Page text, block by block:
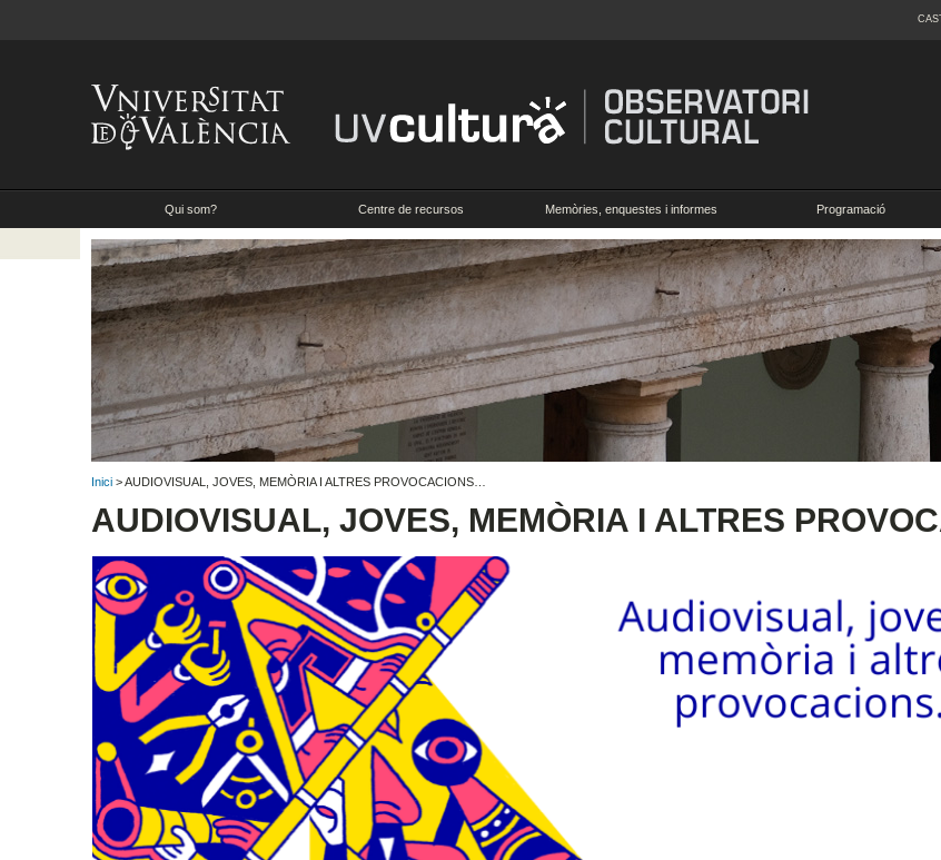
Qui som? Centre de recursos Memòries, enquestes i informes Programació
Inici > AUDIOVISUAL, JOVES, MEMÒRIA I ALTRES PROVOCACIONS…
AUDIOVISUAL, JOVES, MEMÒRIA I ALTRES